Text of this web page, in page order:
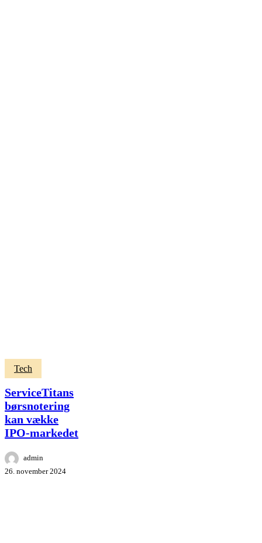
ServiceTitans
børsnotering
kan
vække
IPO-
markedet
Tech
ServiceTitans
børsnotering
kan vække
IPO-markedet
admin
26. november 2024